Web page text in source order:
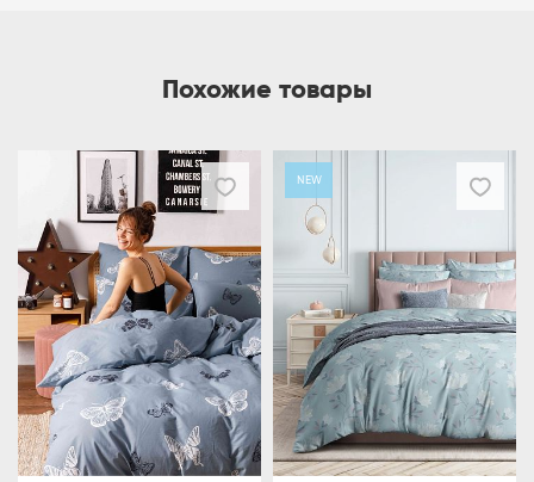
Похожие товары
NEW